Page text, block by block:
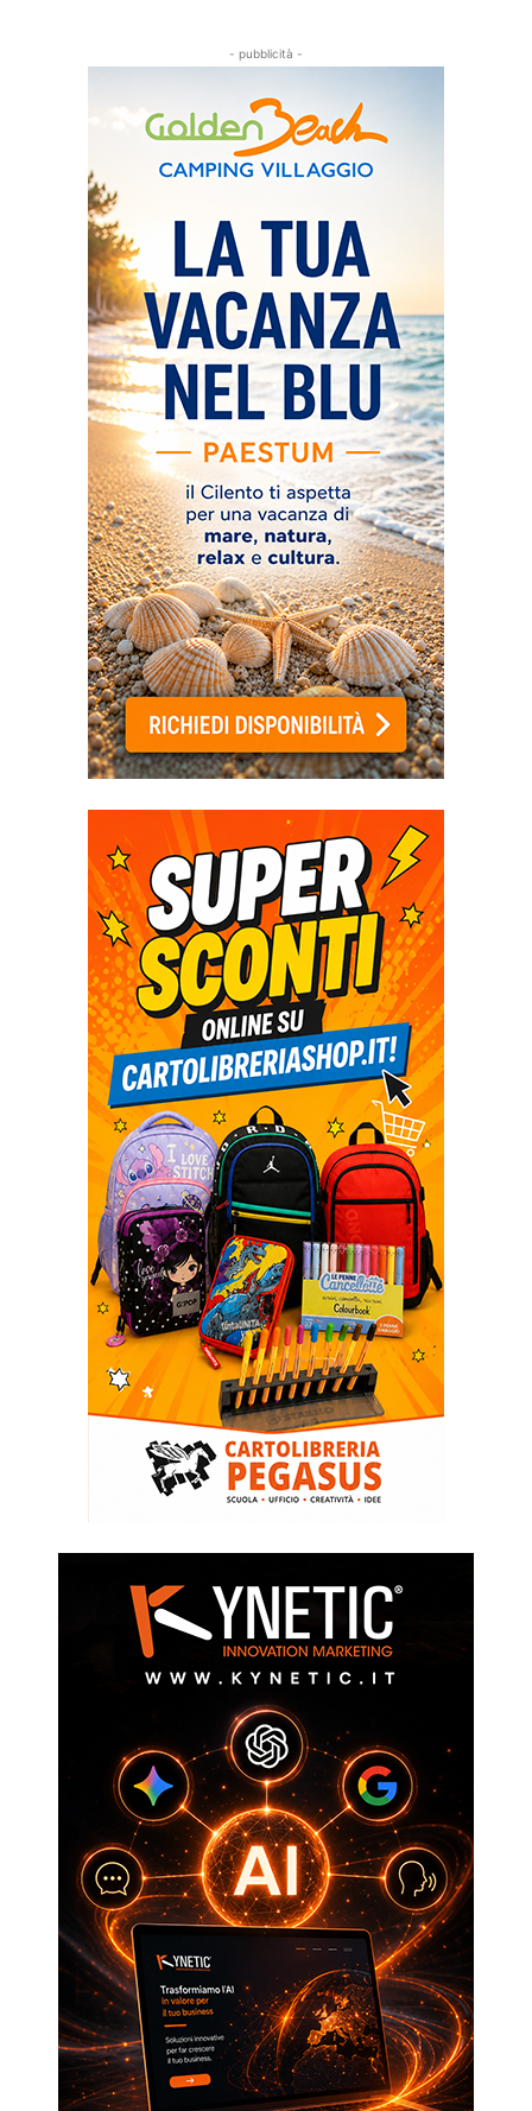
- pubblicità -